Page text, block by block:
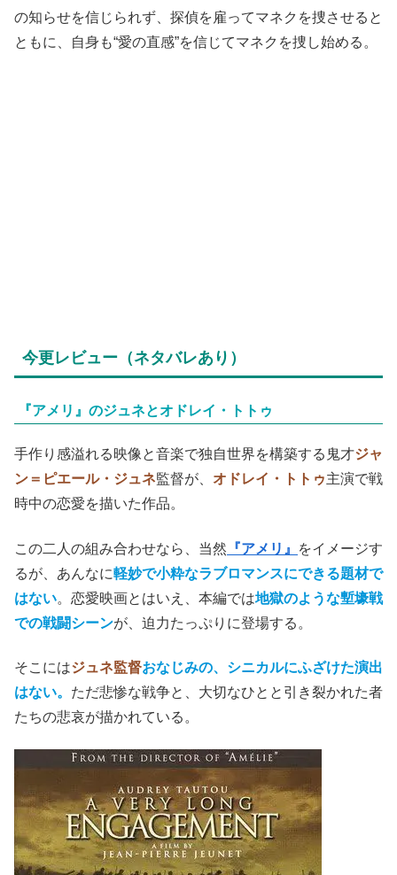
の知らせを信じられず、探偵を雇ってマネクを捜させると
ともに、自身も“愛の直感”を信じてマネクを捜し始める。
今更レビュー（ネタバレあり）
『アメリ』のジュネとオドレイ・トトゥ
手作り感溢れる映像と音楽で独自世界を構築する鬼才ジャ
ン＝ピエール・ジュネ監督が、 オドレイ・トトゥ主演で戦
時中の恋愛を描いた作品。
この二人の組み合わせなら、当然 『アメリ』
をイメージす
るが、あんなに軽妙で小粋なラブロマンスにできる題材で
はない。恋愛映画とはいえ、本編では地獄のような塹壕戦
での戦闘シーンが、迫力たっぷりに登場する。
そこにはジュネ監督おなじみの、シニカルにふざけた演出
はない。 ただ悲惨な戦争と、大切なひとと引き裂かれた者
たちの悲哀が描かれている。